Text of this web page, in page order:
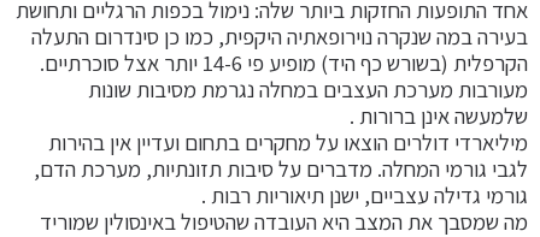
אחד התופעות החזקות ביותר שלה: נימול בכפות הרגליים ותחושת
בעירה במה שנקרה נוירופאתיה היקפית, כמו כן סינדרום התעלה
הקרפלית (בשורש כף היד) מופיע פי 14-6 יותר אצל סוכרתיים.
מעורבות מערכת העצבים במחלה נגרמת מסיבות שונות
שלמעשה אינן ברורות .
מיליארדי דולרים הוצאו על מחקרים בתחום ועדיין אין בהירות
לגבי גורמי המחלה. מדברים על סיבות תזונתיות, מערכת הדם,
גורמי גדילה עצביים, ישנן תיאוריות רבות .
מה שמסבך את המצב היא העובדה שהטיפול באינסולין שמוריד